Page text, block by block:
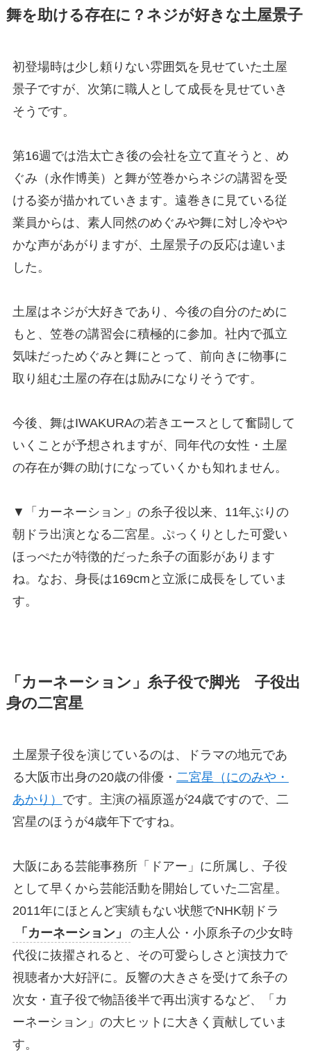
舞を助ける存在に？ネジが好きな土屋景子
初登場時は少し頼りない雰囲気を見せていた土屋
景子ですが、次第に職人として成長を見せていき
そうです。
第16週では浩太亡き後の会社を立て直そうと、め
ぐみ（永作博美）と舞が笠巻からネジの講習を受
ける姿が描かれていきます。遠巻きに見ている従
業員からは、素人同然のめぐみや舞に対し冷やや
かな声があがりますが、土屋景子の反応は違いま
した。
土屋はネジが大好きであり、今後の自分のために
もと、笠巻の講習会に積極的に参加。社内で孤立
気味だっためぐみと舞にとって、前向きに物事に
取り組む土屋の存在は励みになりそうです。
今後、舞はIWAKURAの若きエースとして奮闘して
いくことが予想されますが、同年代の女性・土屋
の存在が舞の助けになっていくかも知れません。
▼「カーネーション」の糸子役以来、11年ぶりの
朝ドラ出演となる二宮星。ぷっくりとした可愛い
ほっぺたが特徴的だった糸子の面影があります
ね。なお、身長は169cmと立派に成長をしていま
す。
「カーネーション」糸子役で脚光 子役出
身の二宮星
土屋景子役を演じているのは、ドラマの地元であ
る大阪市出身の20歳の俳優・ 二宮星（にのみや・
あかり） です。主演の福原遥が24歳ですので、二
宮星のほうが4歳年下ですね。
大阪にある芸能事務所「ドアー」に所属し、子役
として早くから芸能活動を開始していた二宮星。
2011年にほとんど実績もない状態でNHK朝ドラ
「カーネーション」
の主人公・小原糸子の少女時
代役に抜擢されると、その可愛らしさと演技力で
視聴者か大好評に。反響の大きさを受けて糸子の
次女・直子役で物語後半で再出演するなど、「カ
ーネーション」の大ヒットに大きく貢献していま
す。